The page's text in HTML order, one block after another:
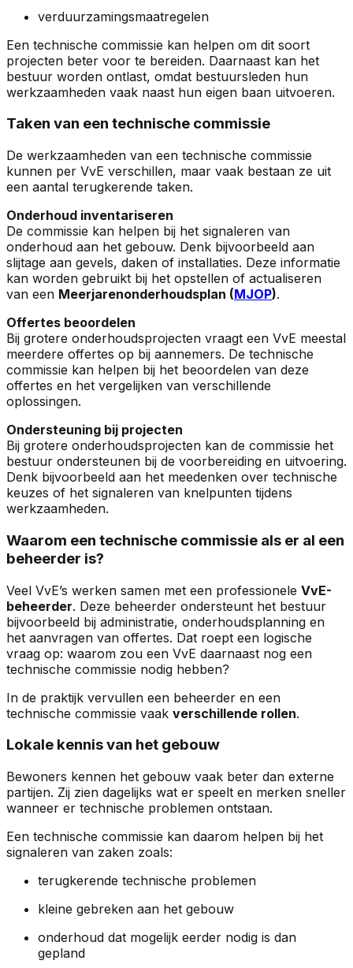
verduurzamingsmaatregelen
Een technische commissie kan helpen om dit soort
projecten beter voor te bereiden. Daarnaast kan het
bestuur worden ontlast, omdat bestuursleden hun
werkzaamheden vaak naast hun eigen baan uitvoeren.
Taken van een technische commissie
De werkzaamheden van een technische commissie
kunnen per VvE verschillen, maar vaak bestaan ze uit
een aantal terugkerende taken.
Onderhoud inventariseren
De commissie kan helpen bij het signaleren van
onderhoud aan het gebouw. Denk bijvoorbeeld aan
slijtage aan gevels, daken of installaties. Deze informatie
kan worden gebruikt bij het opstellen of actualiseren
van een Meerjarenonderhoudsplan (MJOP).
Offertes beoordelen
Bij grotere onderhoudsprojecten vraagt een VvE meestal
meerdere offertes op bij aannemers. De technische
commissie kan helpen bij het beoordelen van deze
offertes en het vergelijken van verschillende
oplossingen.
Ondersteuning bij projecten
Bij grotere onderhoudsprojecten kan de commissie het
bestuur ondersteunen bij de voorbereiding en uitvoering.
Denk bijvoorbeeld aan het meedenken over technische
keuzes of het signaleren van knelpunten tijdens
werkzaamheden.
Waarom een technische commissie als er al een
beheerder is?
Veel VvE’s werken samen met een professionele VvE-
beheerder. Deze beheerder ondersteunt het bestuur
bijvoorbeeld bij administratie, onderhoudsplanning en
het aanvragen van offertes. Dat roept een logische
vraag op: waarom zou een VvE daarnaast nog een
technische commissie nodig hebben?
In de praktijk vervullen een beheerder en een
technische commissie vaak verschillende rollen.
Lokale kennis van het gebouw
Bewoners kennen het gebouw vaak beter dan externe
partijen. Zij zien dagelijks wat er speelt en merken sneller
wanneer er technische problemen ontstaan.
Een technische commissie kan daarom helpen bij het
signaleren van zaken zoals:
terugkerende technische problemen
kleine gebreken aan het gebouw
onderhoud dat mogelijk eerder nodig is dan
gepland